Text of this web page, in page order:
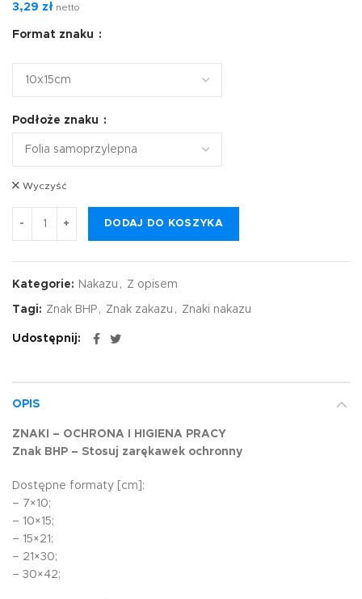
3,29 zł netto
Format znaku
Podłoże znaku
Wyczyść
DODAJ DO KOSZYKA
Kategorie: Nakazu , Z opisem
Tagi: Znak BHP , Znak zakazu , Znaki nakazu
Udostępnij
OPIS
ZNAKI – OCHRONA I HIGIENA PRACY
Znak BHP – Stosuj zarękawek ochronny
Dostępne formaty [cm]:
– 7×10;
– 10×15;
– 15×21;
– 21×30;
– 30×42;